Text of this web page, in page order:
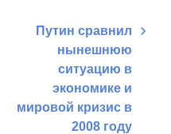
Путин сравнил
нынешнюю
ситуацию в
экономике и
мировой кризис в
2008 году